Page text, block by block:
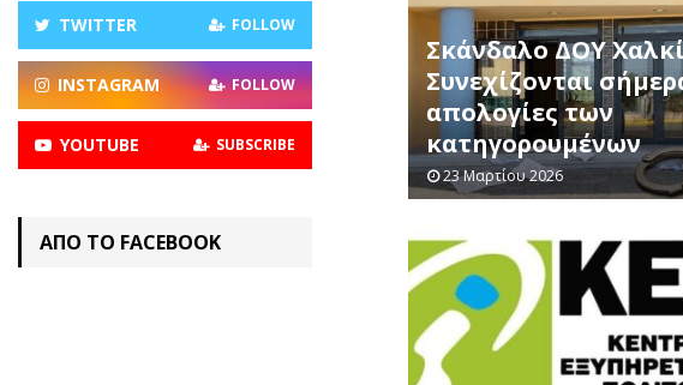
Σκάνδαλο ΔΟΥ
Συνεχίζονται
απολογίες των
κατηγορουμένων
23 Μαρτίου 2026
TWITTER FOLLOW
INSTAGRAM FOLLOW
YOUTUBE SUBSCRIBE
ΑΠΟ ΤΟ FACEBOOK